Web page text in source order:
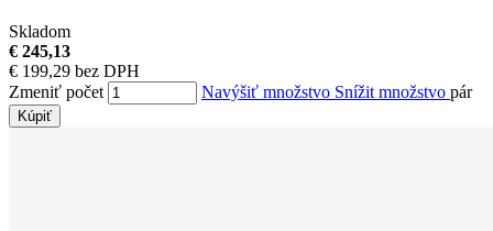
Skladom
€ 245,13
€ 199,29 bez DPH
Zmeniť počet
Navýšiť množstvo Snížit množstvo pár
Kúpiť